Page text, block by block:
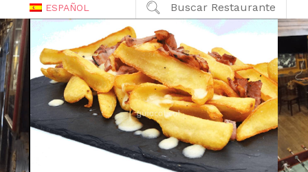
ESPAÑOL Buscar Restaurante